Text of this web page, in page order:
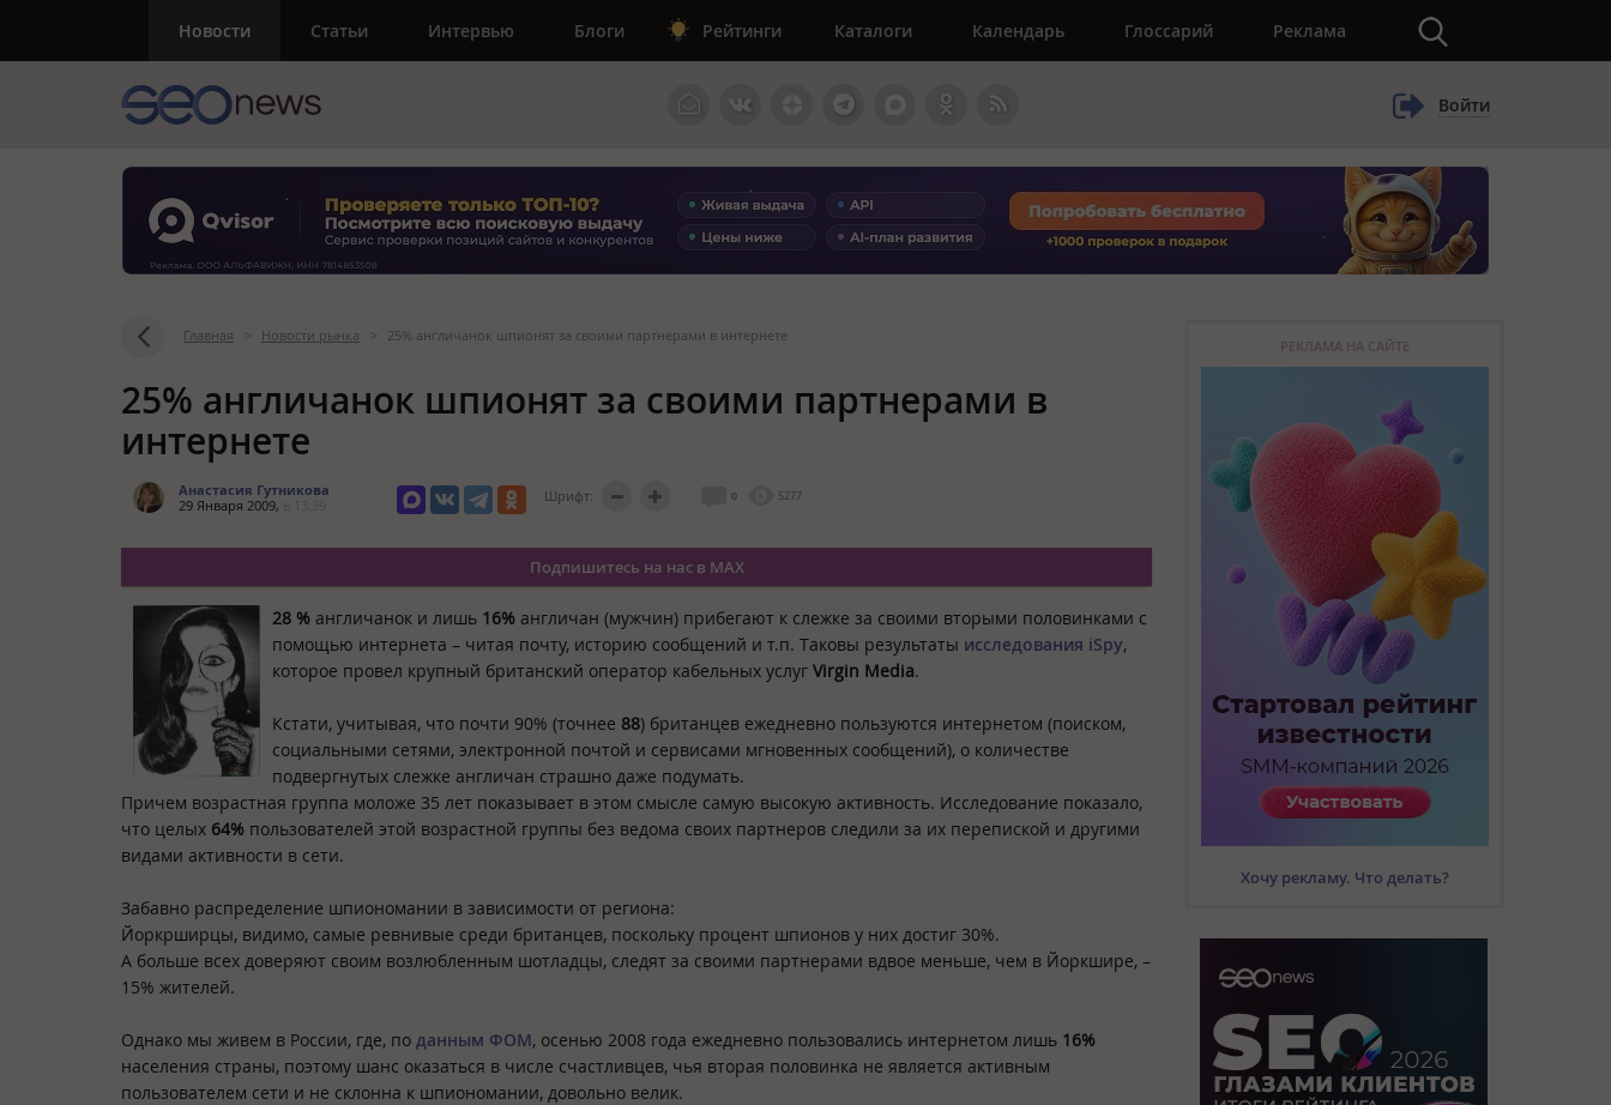
Новости Статьи Интервью Блоги Рейтинги Каталоги Календарь Глоссарий Реклама
Войти
Главная > Новости рынка > 25% англичанок шпионят за своими партнерами в интернете
25% англичанок шпионят за своими партнерами в
интернете
Анастасия Гутникова
29 Января 2009,
Шрифт: 0 5277
Подпишитесь на нас в MAX
28 % англичанок и лишь 16% англичан (мужчин) прибегают к слежке за своими вторыми половинками с
помощью интернета – читая почту, историю сообщений и т.п. Таковы результаты исследования iSpy,
которое провел крупный британский оператор кабельных услуг Virgin Media.
Кстати, учитывая, что почти 90% (точнее 88) британцев ежедневно пользуются интернетом (поиском,
социальными сетями, электронной почтой и сервисами мгновенных сообщений), о количестве
подвергнутых слежке англичан страшно даже подумать.
Причем возрастная группа моложе 35 лет показывает в этом смысле самую высокую активность. Исследование показало,
что целых 64% пользователей этой возрастной группы без ведома своих партнеров следили за их перепиской и другими
видами активности в сети.
Забавно распределение шпиономании в зависимости от региона:
Йоркрширцы, видимо, самые ревнивые среди британцев, поскольку процент шпионов у них достиг 30%.
А больше всех доверяют своим возлюбленным шотладцы, следят за своими партнерами вдвое меньше, чем в Йоркшире, –
15% жителей.
Однако мы живем в России, где, по данным ФОМ, осенью 2008 года ежедневно пользовались интернетом лишь 16%
населения страны, поэтому шанс оказаться в числе счастливцев, чья вторая половинка не является активным
пользователем сети и не склонна к шпиономании, довольно велик.
РЕКЛАМА НА САЙТЕ
Хочу рекламу. Что делать?